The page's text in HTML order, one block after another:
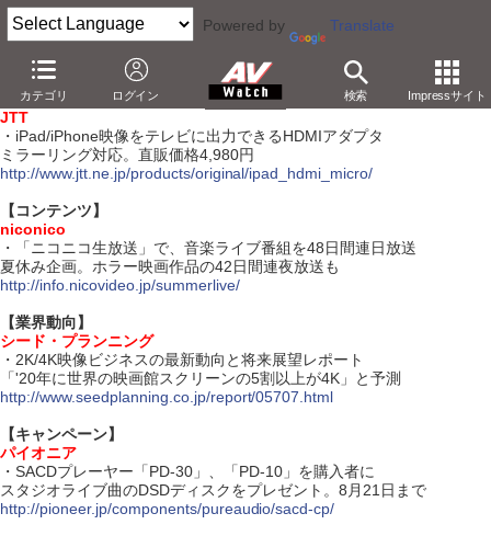
Powered by Translate
カテゴリ ログイン 検索 Impressサイト
【7月13日】
【ハードウェア】
JTT
・iPad/iPhone映像をテレビに出力できるHDMIアダプタ
ミラーリング対応。直販価格4,980円
http://www.jtt.ne.jp/products/original/ipad_hdmi_micro/
【コンテンツ】
niconico
・「ニコニコ生放送」で、音楽ライブ番組を48日間連日放送
夏休み企画。ホラー映画作品の42日間連夜放送も
http://info.nicovideo.jp/summerlive/
【業界動向】
シード・プランニング
・2K/4K映像ビジネスの最新動向と将来展望レポート
「'20年に世界の映画館スクリーンの5割以上が4K」と予測
http://www.seedplanning.co.jp/report/05707.html
【キャンペーン】
パイオニア
・SACDプレーヤー「PD-30」、「PD-10」を購入者に
スタジオライブ曲のDSDディスクをプレゼント。8月21日まで
http://pioneer.jp/components/pureaudio/sacd-cp/